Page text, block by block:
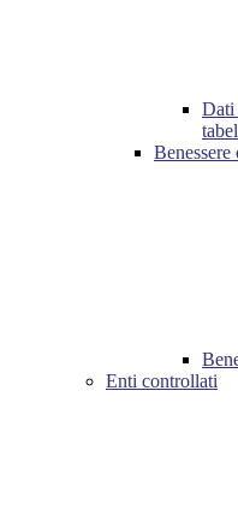
Dati
Enti controllati